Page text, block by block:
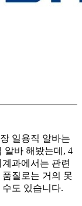
일용직 알바는
알바 해봤는데, 4
과에서는 관련
질로는 거의 못
도 있습니다.